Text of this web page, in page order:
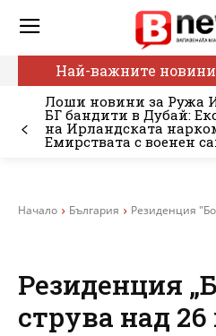
Най-важните
Лоши новини за Ружа
БГ бандити в Дубай:
на Ирландската
Емирствата с военен
Начало България Резиденция
Резиденция
струва над